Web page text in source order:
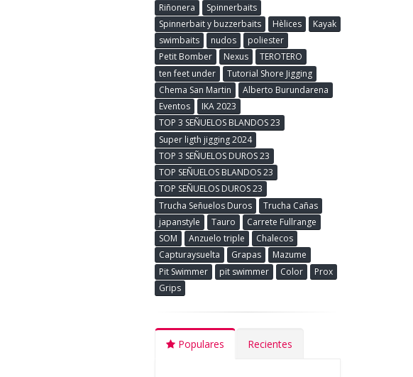
Riñonera
Spinnerbaits
Spinnerbait y buzzerbaits
Hèlices
Kayak
swimbaits
nudos
poliester
Petit Bomber
Nexus
TEROTERO
ten feet under
Tutorial Shore Jigging
Chema San Martin
Alberto Burundarena
Eventos
IKA 2023
TOP 3 SEÑUELOS BLANDOS 23
Super ligth jigging 2024
TOP 3 SEÑUELOS DUROS 23
TOP SEÑUELOS BLANDOS 23
TOP SEÑUELOS DUROS 23
Trucha Señuelos Duros
Trucha Cañas
japanstyle
Tauro
Carrete Fullrange
SOM
Anzuelo triple
Chalecos
Capturaysuelta
Grapas
Mazume
Pit Swimmer
pit swimmer Color
Prox
Grips
Populares Recientes